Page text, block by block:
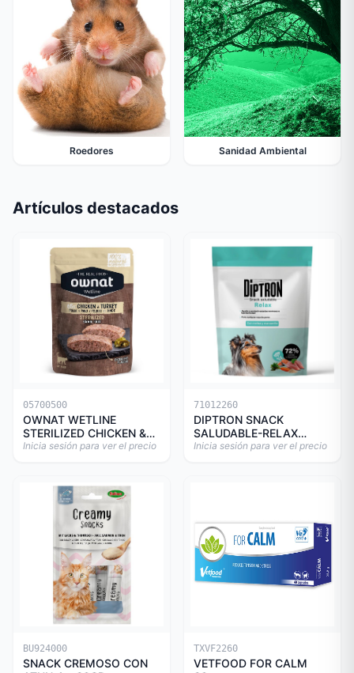
Roedores Sanidad Ambiental
Artículos destacados
05700500
OWNAT WETLINE
STERILIZED CHICKEN &
TURKEY CAT 85gr
Inicia sesión para ver el precio
71012260
DIPTRON SNACK
SALUDABLE-RELAX
150GR
Inicia sesión para ver el precio
BU924000
SNACK CREMOSO CON
TXVF2260
VETFOOD FOR CALM